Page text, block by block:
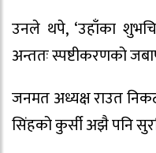
उनले थपे, ‘उहाँका
अन्ततः स्पष्टीकरणको
जनमत अध्यक्ष राउत
सिंहको कुर्सी अझै पनि